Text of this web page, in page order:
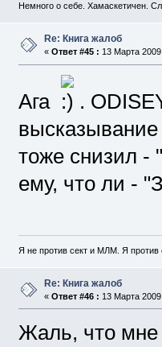
Немного о себе. Хамаскетичен.
Re: Книга жалоб
« Ответ #45 : 13 Марта
Ага
.
тоже снизил -
ему, что ли -
Я не против сект и МЛМ. Я
Re: Книга жалоб
« Ответ #46 : 13 Марта
Жаль, что мне